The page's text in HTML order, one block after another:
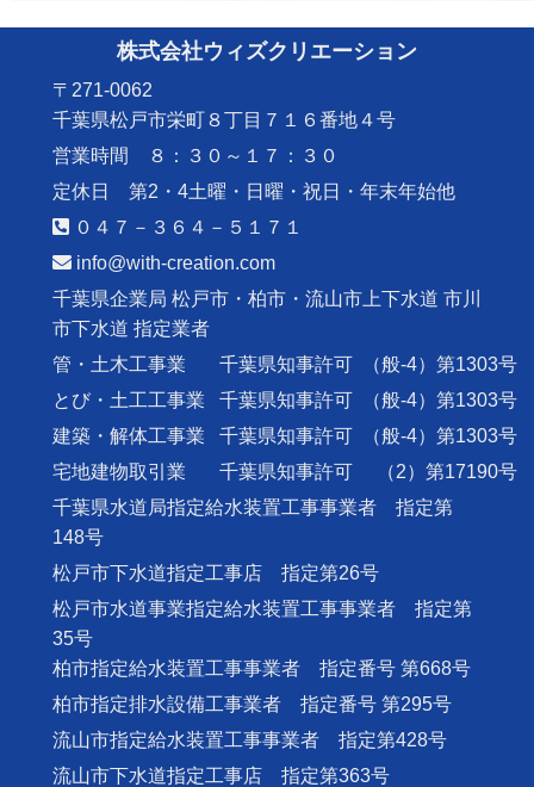
株式会社ウィズクリエーション
〒271-0062
千葉県松戸市栄町８丁目７１６番地４号
営業時間 ８：３０～１７：３０
定休日 第2・4土曜・日曜・祝日・年末年始他
０４７－３６４－５１７１
info@with-creation.com
千葉県企業局 松戸市・柏市・流山市上下水道 市川
市下水道 指定業者
管・土木工事業
千葉県知事許可
（般-4）第1303号
とび・土工工事業
千葉県知事許可
（般-4）第1303号
建築・解体工事業
千葉県知事許可
（般-4）第1303号
宅地建物取引業
千葉県知事許可
（2）第17190号
千葉県水道局指定給水装置工事事業者 指定第
148号
松戸市下水道指定工事店 指定第26号
松戸市水道事業指定給水装置工事事業者 指定第
35号
柏市指定給水装置工事事業者 指定番号 第668号
柏市指定排水設備工事業者 指定番号 第295号
流山市指定給水装置工事事業者 指定第428号
流山市下水道指定工事店 指定第363号